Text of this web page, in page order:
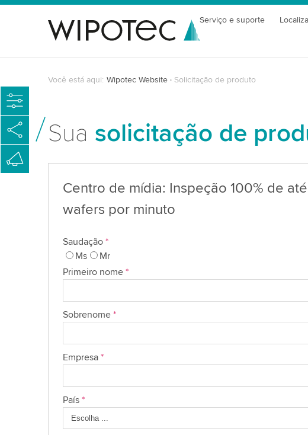
Serviço e suporte
Você está aqui: Wipotec Website Solicitação de produto
Sua solicitação de
Centro de mídia: Inspeção 100% de
wafers por minuto
Saudação *
Ms
Mr
Primeiro nome *
Sobrenome *
Empresa *
País *